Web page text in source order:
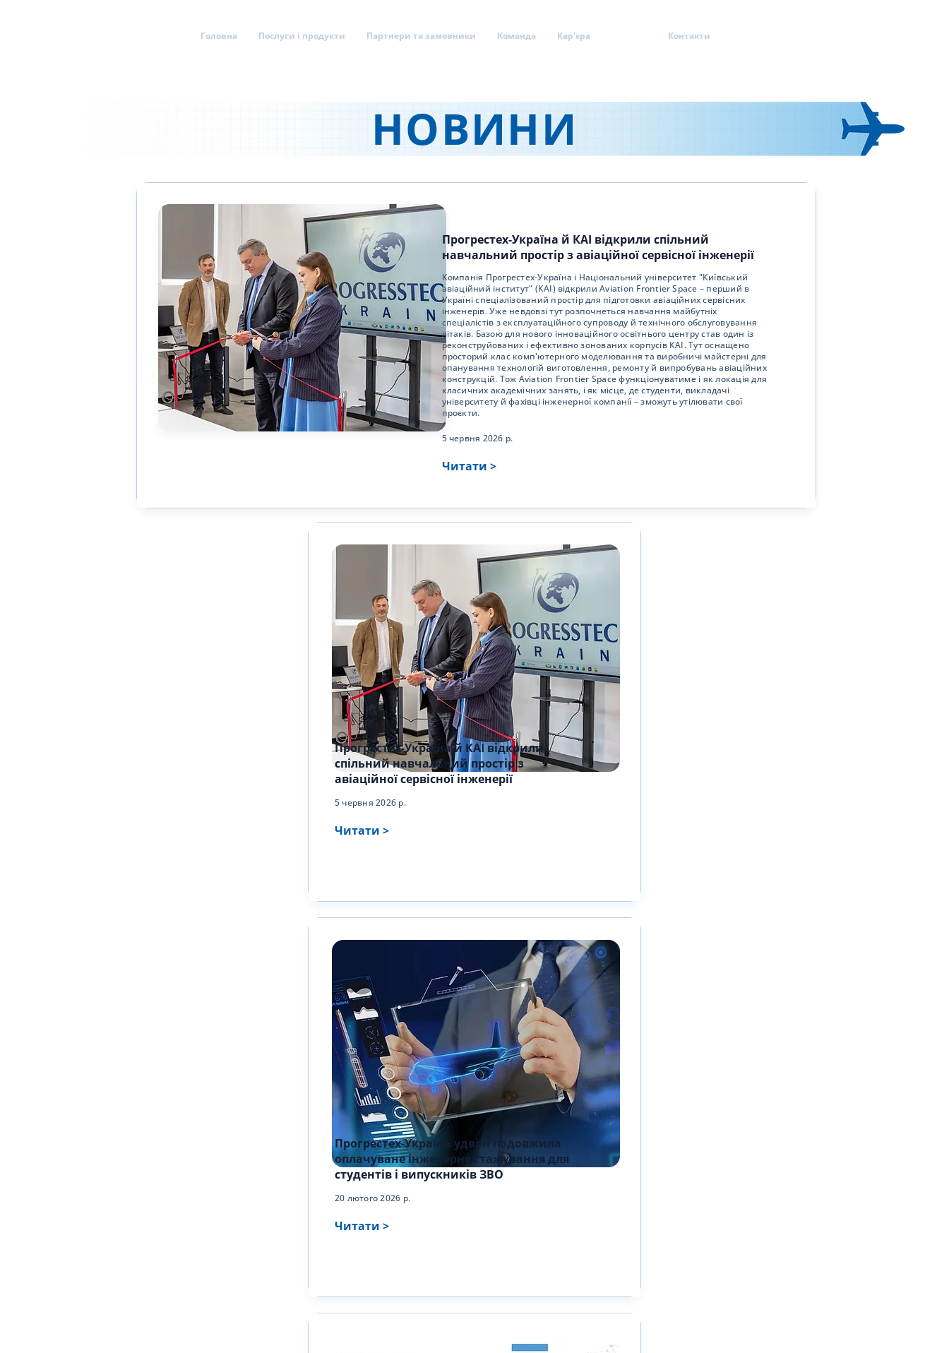
Головна Послуги і продукти Партнери та замовники Команда Кар'єра Контакти
НОВИНИ
Прогрестех-Україна й КАІ відкрили спільний
навчальний простір з авіаційної сервісної інженерії
Компанія Прогрестех-Україна і Національний університет "Київський
авіаційний інститут" (КАІ) відкрили Aviation Frontier Space – перший в
Україні спеціалізований простір для підготовки авіаційних сервісних
інженерів. Уже невдовзі тут розпочнеться навчання майбутніх
спеціалістів з експлуатаційного супроводу й технічного обслуговування
літаків. Базою для нового інноваційного освітнього центру став один із
реконструйованих і ефективно зонованих корпусів КАІ. Тут оснащено
просторий клас комп'ютерного моделювання та виробничі майстерні для
опанування технологій виготовлення, ремонту й випробувань авіаційних
конструкцій. Тож Aviation Frontier Space функціонуватиме і як локація для
класичних академічних занять, і як місце, де студенти, викладачі
університету й фахівці інженерної компанії – зможуть утілювати свої
проєкти.
5 червня 2026 р.
Читати >
Прогрестех-Україна й КАІ відкрили
спільний навчальний простір з
авіаційної сервісної інженерії
5 червня 2026 р.
Читати >
Прогрестех-Україна удвічі подовжила
оплачуване інженерне стажування для
студентів і випускників ЗВО
20 лютого 2026 р.
Читати >